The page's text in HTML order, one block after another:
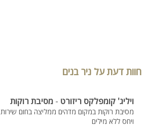
חוות דעת על ניר בנים
ויליג' קומפלקס ריזורט - מסיבת רוקות
מסיבת רוקות במקום מדהים ממליצה בחום שירות
ויחס ללא מילים